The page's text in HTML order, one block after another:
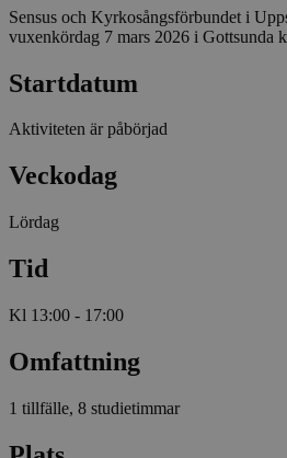
Sensus och Kyrkosångsförbundet i
vuxenkördag 7 mars 2026 i Gottsunda
Startdatum
Aktiviteten är påbörjad
Veckodag
Lördag
Tid
Kl 13:00 - 17:00
Omfattning
1 tillfälle, 8 studietimmar